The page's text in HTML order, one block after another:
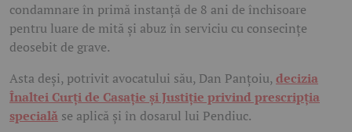
condamnare în primă instanță de 8 ani de închisoare
pentru luare de mită și abuz în serviciu cu consecințe
deosebit de grave.
Asta deși, potrivit avocatului său, Dan Panțoiu,decizia
Înaltei Curți de Casație și Justiție privind prescripția
specială se aplică și în dosarul lui Pendiuc.